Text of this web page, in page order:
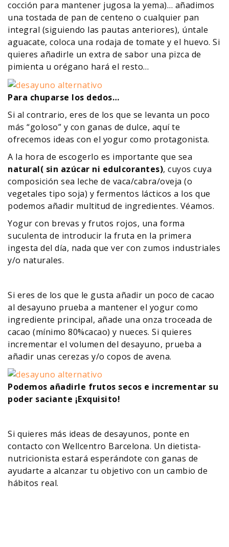
cocción para mantener jugosa la yema)… añadimos
una tostada de pan de centeno o cualquier pan
integral (siguiendo las pautas anteriores), úntale
aguacate, coloca una rodaja de tomate y el huevo. Si
quieres añadirle un extra de sabor una pizca de
pimienta u orégano hará el resto…
Para chuparse los dedos…
Si al contrario, eres de los que se levanta un poco
más “goloso” y con ganas de dulce, aquí te
ofrecemos ideas con el yogur como protagonista.
A la hora de escogerlo es importante que sea
natural( sin azúcar ni edulcorantes), cuyos cuya
composición sea leche de vaca/cabra/oveja (o
vegetales tipo soja) y fermentos lácticos a los que
podemos añadir multitud de ingredientes. Véamos.
Yogur con brevas y frutos rojos, una forma
suculenta de introducir la fruta en la primera
ingesta del día, nada que ver con zumos industriales
y/o naturales.
Si eres de los que le gusta añadir un poco de cacao
al desayuno prueba a mantener el yogur como
ingrediente principal, añade una onza troceada de
cacao (mínimo 80%cacao) y nueces. Si quieres
incrementar el volumen del desayuno, prueba a
añadir unas cerezas y/o copos de avena.
Podemos añadirle frutos secos e incrementar su
poder saciante ¡Exquisito!
Si quieres más ideas de desayunos, ponte en
contacto con Wellcentro Barcelona. Un dietista-
nutricionista estará esperándote con ganas de
ayudarte a alcanzar tu objetivo con un cambio de
hábitos real.